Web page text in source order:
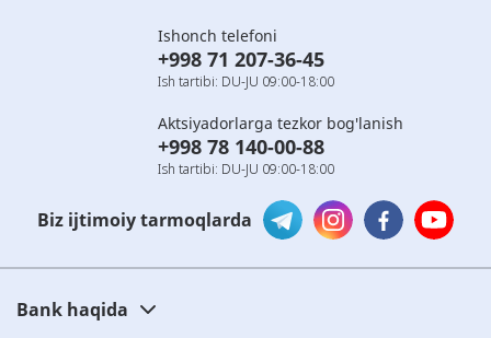
Ishonch telefoni
+998 71 207-36-45
Ish tartibi: DU-JU 09:00-18:00
Aktsiyadorlarga tezkor bog'lanish
+998 78 140-00-88
Ish tartibi: DU-JU 09:00-18:00
Biz ijtimoiy tarmoqlarda
Bank haqida